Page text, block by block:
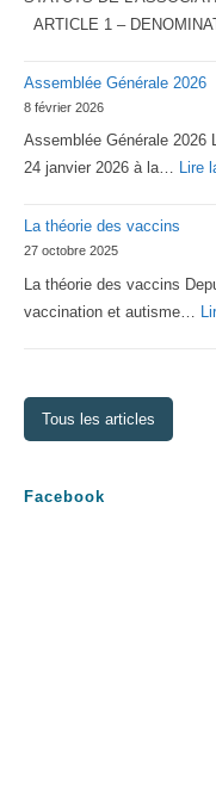
ARTICLE 1 –
Assemblée Générale 2026
8 février 2026
Assemblée Générale 2026
24 janvier 2026 à la… Lire
La théorie des vaccins
27 octobre 2025
La théorie des vaccins
vaccination et autisme…
Tous les articles
Facebook